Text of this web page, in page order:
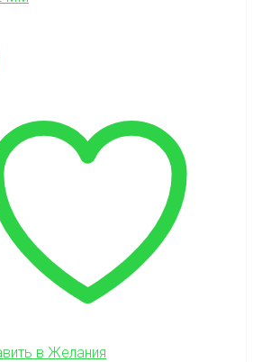
в Желания